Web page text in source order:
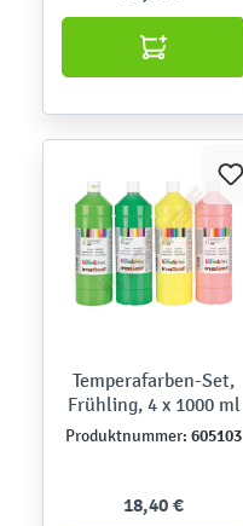
Temperafarben-Set,
Frühling, 4 x 1000 ml
Produktnummer: 605103
18,40 €